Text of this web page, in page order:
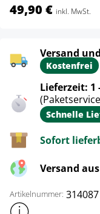
49,90 € inkl. MwSt.
Versand
Kostenfrei
Lieferzeit: 1
Schnelle
Sofort
Versand
Artikelnummer: 314087
Weitere